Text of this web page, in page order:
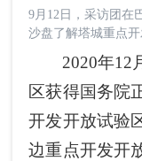
9月12日，采访团在
沙盘了解塔城重点
2020年12月
区获得国务院
开发开放试验
边重点开发开